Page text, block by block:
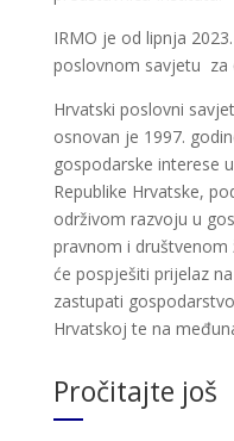
IRMO je od lipnja
poslovnom savjetu za
Hrvatski poslovni
osnovan je 1997.
gospodarske interese
Republike Hrvatske,
održivom razvoju u
pravnom i
će pospješiti prijelaz
zastupati
Hrvatskoj te na
Pročitajte još